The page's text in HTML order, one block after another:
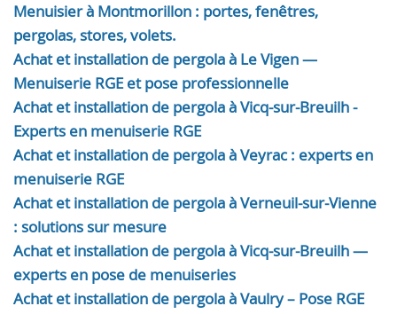
Menuisier à Montmorillon : portes, fenêtres,
pergolas, stores, volets.
Achat et installation de pergola à Le Vigen —
Menuiserie RGE et pose professionnelle
Achat et installation de pergola à Vicq-sur-Breuilh -
Experts en menuiserie RGE
Achat et installation de pergola à Veyrac : experts en
menuiserie RGE
Achat et installation de pergola à Verneuil-sur-Vienne
: solutions sur mesure
Achat et installation de pergola à Vicq-sur-Breuilh —
experts en pose de menuiseries
Achat et installation de pergola à Vaulry – Pose RGE